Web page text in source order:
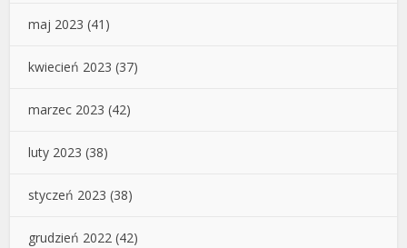
maj 2023 (41)
kwiecień 2023 (37)
marzec 2023 (42)
luty 2023 (38)
styczeń 2023 (38)
grudzień 2022 (42)